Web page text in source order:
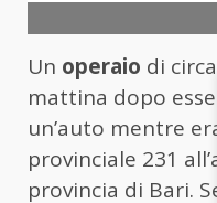
Un operaio di
mattina dopo
un’auto mentre
provinciale 231
provincia di Bari.